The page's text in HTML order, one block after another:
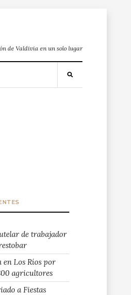
de Valdivia en un solo lugar
de trabajador
Los Ríos por
agricultores
a Fiestas